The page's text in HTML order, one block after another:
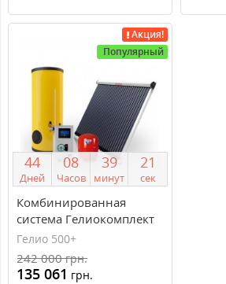
Акция!
Популярный
44
Дней
08
Часов
39
минут
21
сек
Комбинированная
система Гелиокомплект
500+
Гелио 500+
242 000грн.
135 061 грн.